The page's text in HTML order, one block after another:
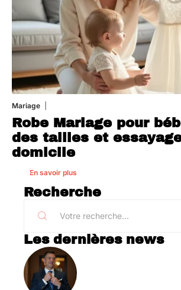
Mariage
Robe Mariage pour
des tailles et
domicile
En savoir plus
Recherche
Les dernières news